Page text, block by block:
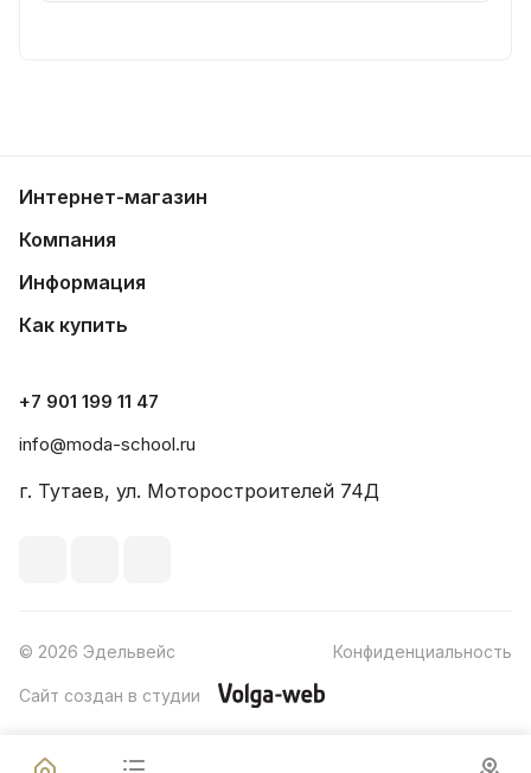
Интернет-магазин
Компания
Информация
Как купить
+7 901 199 11 47
info@moda-school.ru
г. Тутаев, ул. Моторостроителей 74Д
© 2026 Эдельвейс Конфиденциальность
Сайт создан в студии